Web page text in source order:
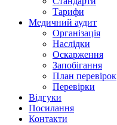
Тарифи
Медичний аудит
Організація
Наслідки
Оскарження
Запобігання
План перевірок
Перевірки
Відгуки
Посилання
Контакти